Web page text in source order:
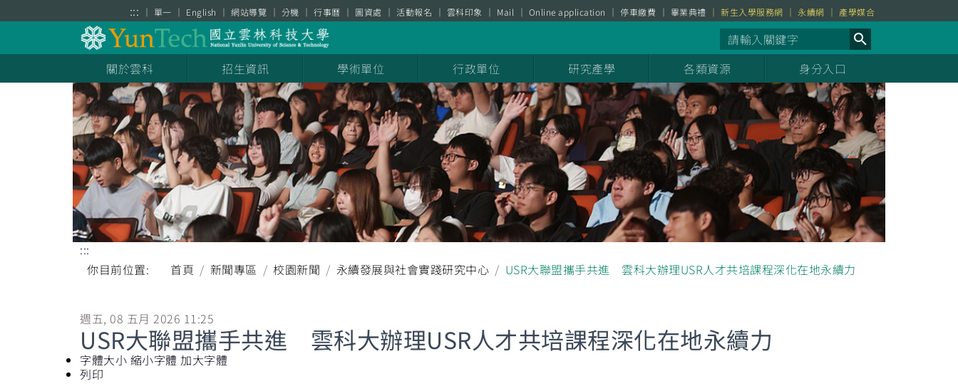
::: 單一 English 網站導覽 分機 行事曆 圖資處 活動報名 雲科印象 Mail Online application 停車繳費 畢業典禮 新生入學服務網 永續網 產學媒合
關於雲科 招生資訊 學術單位 行政單位 研究產學 各類資源 身分入口
:::
你目前位置:
首頁 新聞專區 校園新聞 永續發展與社會實踐研究中心 USR大聯盟攜手共進 雲科大辦理USR人才共培課程深化在地永續力
週五, 08 五月 2026 11:25
USR大聯盟攜手共進 雲科大辦理USR人才共培課程深化在地永續力
字體大小 縮小字體 加大字體
列印